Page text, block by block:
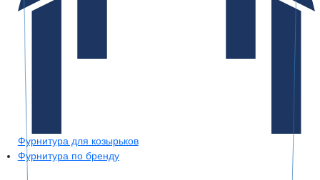
Фурнитура для козырьков
Фурнитура по бренду